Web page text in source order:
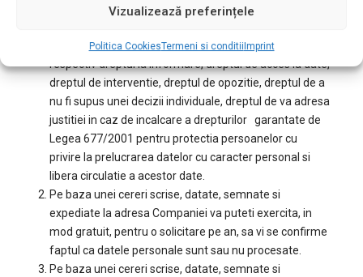
Vizualizează preferințele
Politica CookiesTermeni si conditii Imprint
ca va sunt garantate drepturile prevazute de lege,
respectiv dreptul la informare, dreptul de acces la date,
dreptul de interventie, dreptul de opozitie, dreptul de a
nu fi supus unei decizii individuale, dreptul de va adresa
justitiei in caz de incalcare a drepturilor garantate de
Legea 677/2001 pentru protectia persoanelor cu
privire la prelucrarea datelor cu caracter personal si
libera circulatie a acestor date.
Pe baza unei cereri scrise, datate, semnate si
expediate la adresa Companiei va puteti exercita, in
mod gratuit, pentru o solicitare pe an, sa vi se confirme
faptul ca datele personale sunt sau nu procesate.
Pe baza unei cereri scrise, datate, semnate si